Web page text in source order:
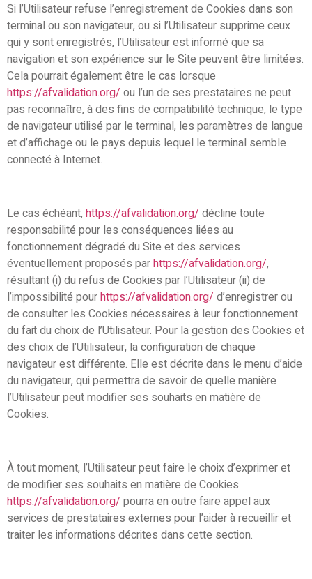
Si l’Utilisateur refuse l’enregistrement de Cookies dans son
terminal ou son navigateur, ou si l’Utilisateur supprime ceux
qui y sont enregistrés, l’Utilisateur est informé que sa
navigation et son expérience sur le Site peuvent être limitées.
Cela pourrait également être le cas lorsque
https://afvalidation.org/ ou l’un de ses prestataires ne peut
pas reconnaître, à des fins de compatibilité technique, le type
de navigateur utilisé par le terminal, les paramètres de langue
et d’affichage ou le pays depuis lequel le terminal semble
connecté à Internet.
Le cas échéant, https://afvalidation.org/ décline toute
responsabilité pour les conséquences liées au
fonctionnement dégradé du Site et des services
éventuellement proposés parhttps://afvalidation.org/,
résultant (i) du refus de Cookies par l’Utilisateur (ii) de
l’impossibilité pourhttps://afvalidation.org/ d’enregistrer ou
de consulter les Cookies nécessaires à leur fonctionnement
du fait du choix de l’Utilisateur. Pour la gestion des Cookies et
des choix de l’Utilisateur, la configuration de chaque
navigateur est différente. Elle est décrite dans le menu d’aide
du navigateur, qui permettra de savoir de quelle manière
l’Utilisateur peut modifier ses souhaits en matière de
Cookies.
À tout moment, l’Utilisateur peut faire le choix d’exprimer et
de modifier ses souhaits en matière de Cookies.
https://afvalidation.org/ pourra en outre faire appel aux
services de prestataires externes pour l’aider à recueillir et
traiter les informations décrites dans cette section.